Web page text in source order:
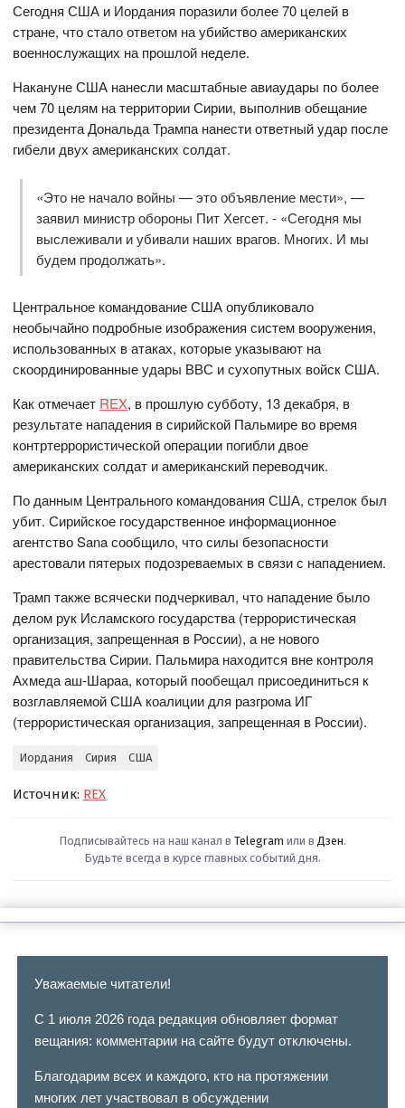
Сегодня США и Иордания поразили более 70 целей в
стране, что стало ответом на убийство американских
военнослужащих на прошлой неделе.
Накануне США нанесли масштабные авиаудары по более
чем 70 целям на территории Сирии, выполнив обещание
президента Дональда Трампа нанести ответный удар после
гибели двух американских солдат.
«Это не начало войны — это объявление мести», —
заявил министр обороны Пит Хегсет. - «Сегодня мы
выслеживали и убивали наших врагов. Многих. И мы
будем продолжать».
Центральное командование США опубликовало
необычайно подробные изображения систем вооружения,
использованных в атаках, которые указывают на
скоординированные удары ВВС и сухопутных войск США.
Как отмечает REX, в прошлую субботу, 13 декабря, в
результате нападения в сирийской Пальмире во время
контртеррористической операции погибли двое
американских солдат и американский переводчик.
По данным Центрального командования США, стрелок был
убит. Сирийское государственное информационное
агентство Sana сообщило, что силы безопасности
арестовали пятерых подозреваемых в связи с нападением.
Трамп также всячески подчеркивал, что нападение было
делом рук Исламского государства (террористическая
организация, запрещенная в России), а не нового
правительства Сирии. Пальмира находится вне контроля
Ахмеда аш-Шараа, который пообещал присоединиться к
возглавляемой США коалиции для разгрома ИГ
(террористическая организация, запрещенная в России).
Иордания Сирия США
Источник: REX
Подписывайтесь на наш канал в Telegram или в Дзен.
Будьте всегда в курсе главных событий дня.
Уважаемые читатели!
С 1 июля 2026 года редакция обновляет формат
вещания: комментарии на сайте будут отключены.
Благодарим всех и каждого, кто на протяжении
многих лет участвовал в обсуждении